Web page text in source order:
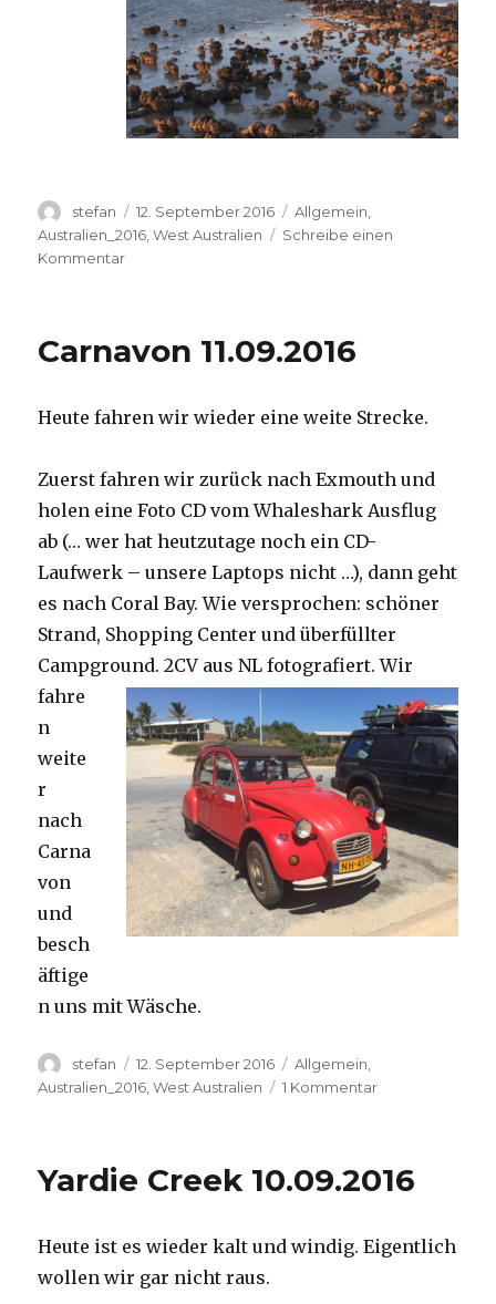
Autor
stefan
Veröffentlicht
am
12. September 2016 Kategorien
Allgemein
Australien_2016 ,West Australien
Schreibe einen
Kommentarzu
Carnavon 11.09.2016
Heute fahren wir wieder eine weite Strecke.
Zuerst fahren wir zurück nach Exmouth und
holen eine Foto CD vom Whaleshark Ausflug
ab (… wer hat heutzutage noch ein CD-
Laufwerk – unsere Laptops nicht …), dann geht
es nach Coral Bay. Wie versprochen: schöner
Strand, Shopping Center und überfüllter
Campground.2CV aus NL fotografiert. Wir
fahre
n
weite
r
nach
Carna
von
und
besch
äftige
n uns mit Wäsche.
Autor
stefan
Veröffentlicht
am
12. September 2016 Kategorien
Allgemein
Australien_2016 ,West Australien 1 Kommentarzu
Yardie Creek 10.09.2016
Heute ist es wieder kalt und windig. Eigentlich
wollen wir gar nicht raus.